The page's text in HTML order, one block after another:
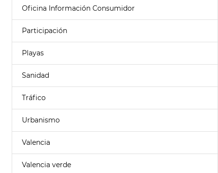
Oficina Información Consumidor
Participación
Playas
Sanidad
Tráfico
Urbanismo
Valencia
Valencia verde